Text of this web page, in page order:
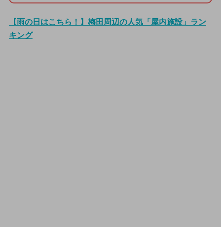
【雨の日はこちら！】梅田周辺の人気「屋内施設」ラン
キング